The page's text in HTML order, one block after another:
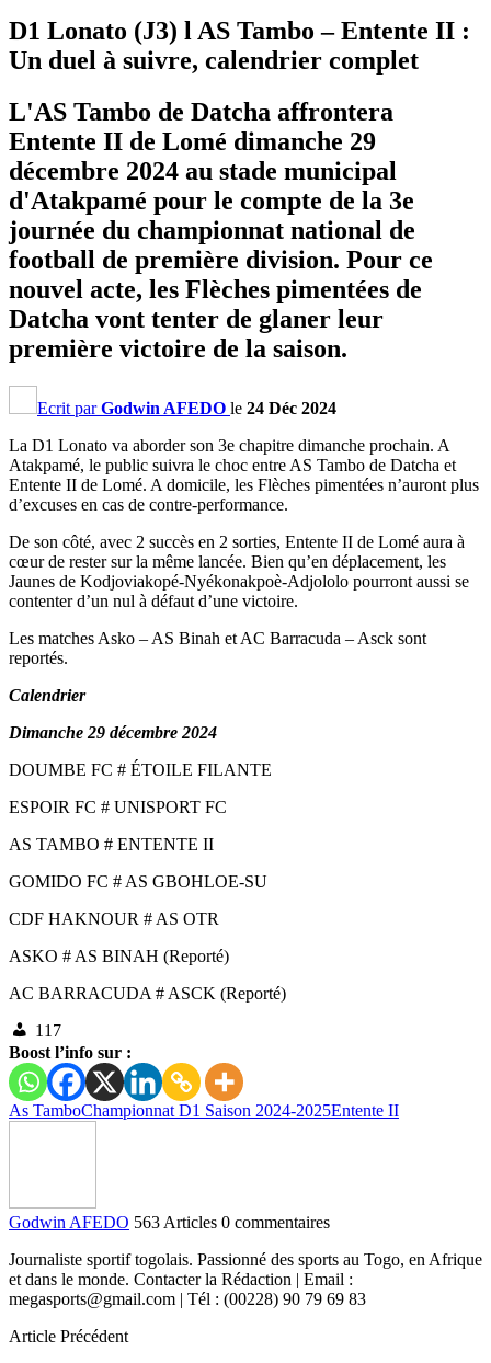
D1 Lonato (J3) l AS Tambo – Entente II :
Un duel à suivre, calendrier complet
L'AS Tambo de Datcha affrontera
Entente II de Lomé dimanche 29
décembre 2024 au stade municipal
d'Atakpamé pour le compte de la 3e
journée du championnat national de
football de première division. Pour ce
nouvel acte, les Flèches pimentées de
Datcha vont tenter de glaner leur
première victoire de la saison.
Ecrit parGodwin AFEDO le 24 Déc 2024
La D1 Lonato va aborder son 3e chapitre dimanche prochain. A
Atakpamé, le public suivra le choc entre AS Tambo de Datcha et
Entente II de Lomé. A domicile, les Flèches pimentées n’auront plus
d’excuses en cas de contre-performance.
De son côté, avec 2 succès en 2 sorties, Entente II de Lomé aura à
cœur de rester sur la même lancée. Bien qu’en déplacement, les
Jaunes de Kodjoviakopé-Nyékonakpoè-Adjololo pourront aussi se
contenter d’un nul à défaut d’une victoire.
Les matches Asko – AS Binah et AC Barracuda – Asck sont
reportés.
Calendrier
Dimanche 29 décembre 2024
DOUMBE FC # ÉTOILE FILANTE
ESPOIR FC # UNISPORT FC
AS TAMBO # ENTENTE II
GOMIDO FC # AS GBOHLOE-SU
CDF HAKNOUR # AS OTR
ASKO # AS BINAH (Reporté)
AC BARRACUDA # ASCK (Reporté)
117
Boost l’info sur :
As TamboChampionnat D1 Saison 2024-2025Entente II
Godwin AFEDO 563 Articles 0 commentaires
Journaliste sportif togolais. Passionné des sports au Togo, en Afrique
et dans le monde. Contacter la Rédaction | Email :
megasports@gmail.com | Tél : (00228) 90 79 69 83
Article Précédent